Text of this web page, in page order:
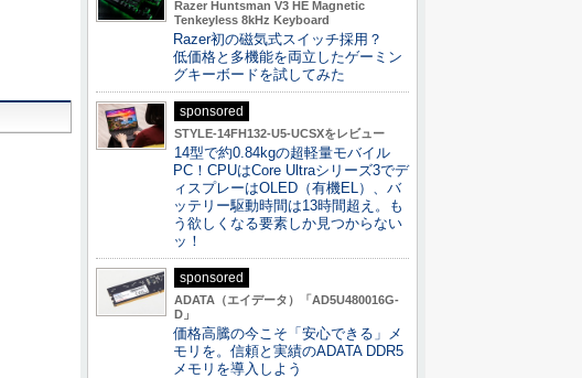
Razer Huntsman V3 HE Magnetic
Tenkeyless 8kHz Keyboard
Razer初の磁気式スイッチ採用？
低価格と多機能を両立したゲーミン
グキーボードを試してみた
sponsored
STYLE-14FH132-U5-UCSXをレビュー
14型で約0.84kgの超軽量モバイル
PC！CPUはCore Ultraシリーズ3でデ
ィスプレーはOLED（有機EL）、バ
ッテリー駆動時間は13時間超え。も
う欲しくなる要素しか見つからない
ッ！
sponsored
ADATA（エイデータ）「AD5U480016G-
D」
価格高騰の今こそ「安心できる」メ
モリを。信頼と実績のADATA DDR5
メモリを導入しよう